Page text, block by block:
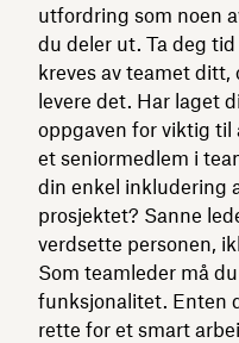
utfordring som noen
du deler ut. Ta deg
kreves av teamet ditt,
levere det. Har laget
oppgaven for viktig til
et seniormedlem i
din enkel inkludering
prosjektet? Sanne
verdsette personen,
Som teamleder må
funksjonalitet. Enten
rette for et smart